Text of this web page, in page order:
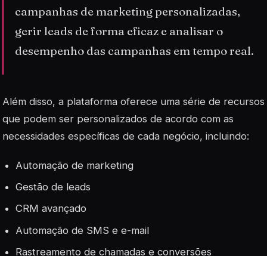
campanhas de marketing personalizadas,
gerir leads de forma eficaz e analisar o
desempenho das campanhas em tempo real.
Além disso, a plataforma oferece uma série de recursos
que podem ser personalizados de acordo com as
necessidades específicas de cada negócio, incluindo:
Automação de marketing
Gestão de leads
CRM avançado
Automação de SMS e e-mail
Rastreamento de chamadas e conversões